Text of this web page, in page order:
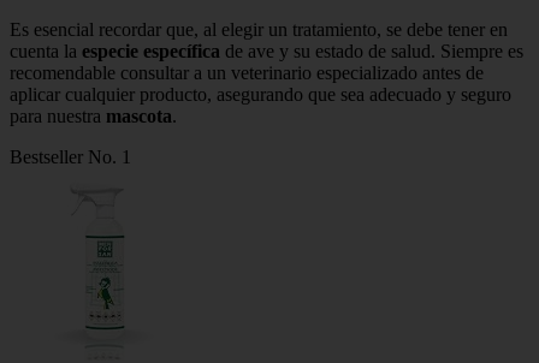
Es esencial recordar que, al elegir un tratamiento, se debe tener en
cuenta la especie específica de ave y su estado de salud. Siempre es
recomendable consultar a un veterinario especializado antes de
aplicar cualquier producto, asegurando que sea adecuado y seguro
para nuestra mascota.
Bestseller No. 1